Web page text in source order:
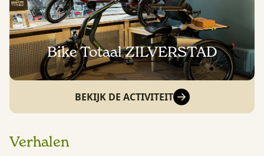
Bike Totaal ZILVERSTAD
BEKIJK DE ACTIVITEIT
Verhalen